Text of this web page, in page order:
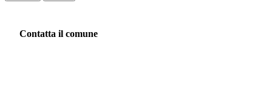
Contatta il comune